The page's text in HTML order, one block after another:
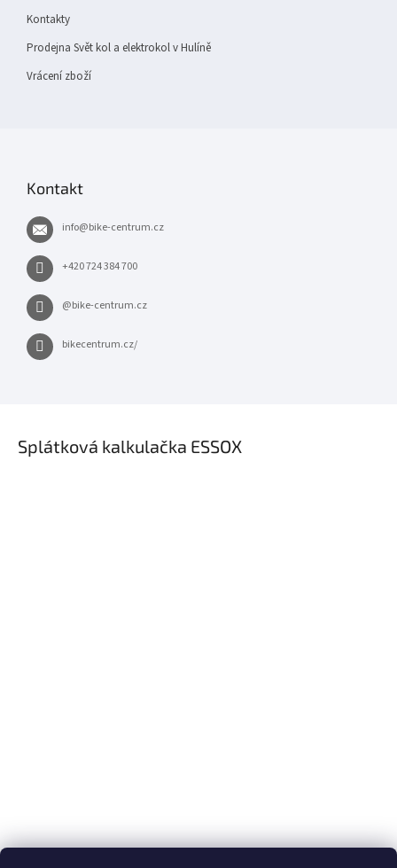
Kontakty
Prodejna Svět kol a elektrokol v Hulíně
Vrácení zboží
Kontakt
info@bike-centrum.cz
+420 724 384 700
@bike-centrum.cz
bikecentrum.cz/
Splátková kalkulačka ESSOX